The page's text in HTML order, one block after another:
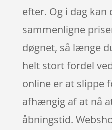
efter. Og i dag kan
sammenligne
døgnet, så længe
helt stort fordel
online er at slippe
afhængig af at nå
åbningstid.